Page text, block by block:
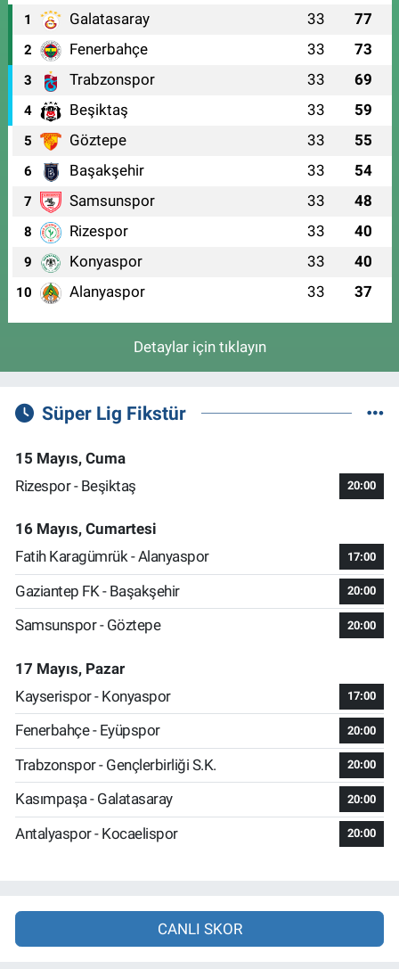
1 Galatasaray 33 77
2 Fenerbahçe 33 73
3 Trabzonspor 33 69
4 Beşiktaş 33 59
5 Göztepe 33 55
6 Başakşehir 33 54
7 Samsunspor 33 48
8 Rizespor 33 40
9 Konyaspor 33 40
10 Alanyaspor 33 37
Detaylar için tıklayın
Süper Lig Fikstür
15 Mayıs, Cuma
Rizespor - Beşiktaş
20:00
16 Mayıs, Cumartesi
Fatih Karagümrük - Alanyaspor
17:00
Gaziantep FK - Başakşehir 20:00
Samsunspor - Göztepe 20:00
17 Mayıs, Pazar
Kayserispor - Konyaspor
17:00
Fenerbahçe - Eyüpspor 20:00
Trabzonspor - Gençlerbirliği S.K. 20:00
Kasımpaşa - Galatasaray 20:00
Antalyaspor - Kocaelispor 20:00
CANLI SKOR